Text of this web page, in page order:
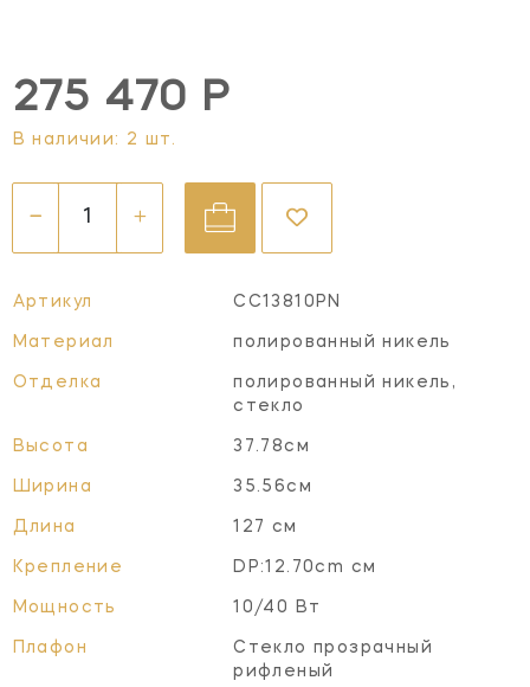
275 470 Р
В наличии: 2 шт.
Артикул CC13810PN
Материал полированный никель
Отделка
полированный никель,
стекло
Высота 37.78см
Ширина 35.56см
Длина 127 см
Крепление DP:12.70cm см
Мощность 10/40 Вт
Плафон
Стекло прозрачный
рифленый